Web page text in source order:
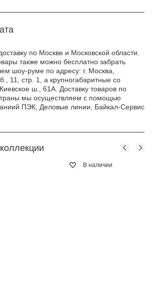
по Москве и Московской области.
также можно бесплатно забрать
шоу-руме по адресу: г. Москва,
11, стр. 1, а крупногабаритные со
ш., 61А. Доставку товаров по
мы осуществляем с помощью
ПЭК, Деловые линии, Байкал-Сервис
В наличии